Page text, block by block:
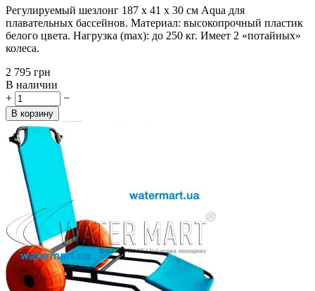
Регулируемый шезлонг 187 х 41 х 30 см Aqua для
плавательных бассейнов. Материал: высокопрочный пластик
белого цвета. Нагрузка (max): до 250 кг. Имеет 2 «потайных»
колеса.
‍2 795‍ грн
В наличии
+
−
В корзину